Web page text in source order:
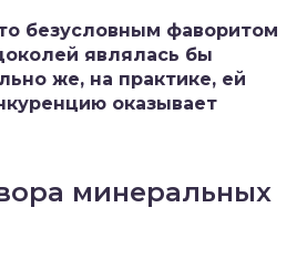
безусловным фаворитом
являлась бы
же, на практике, ей
оказывает
минеральных